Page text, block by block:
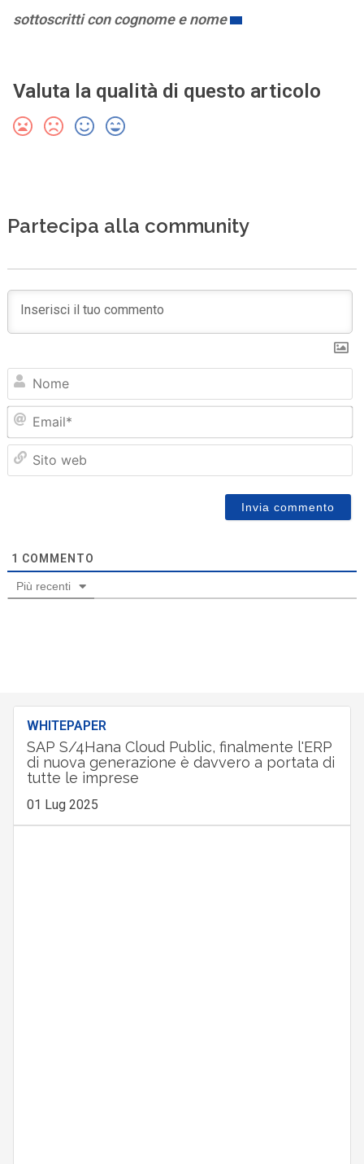
sottoscritti con cognome e nome
Valuta la qualità di questo articolo
Partecipa alla community
1 COMMENTO
Più recenti
WHITEPAPER
SAP S/4Hana Cloud Public, finalmente l'ERP
di nuova generazione è davvero a portata di
tutte le imprese
01 Lug 2025